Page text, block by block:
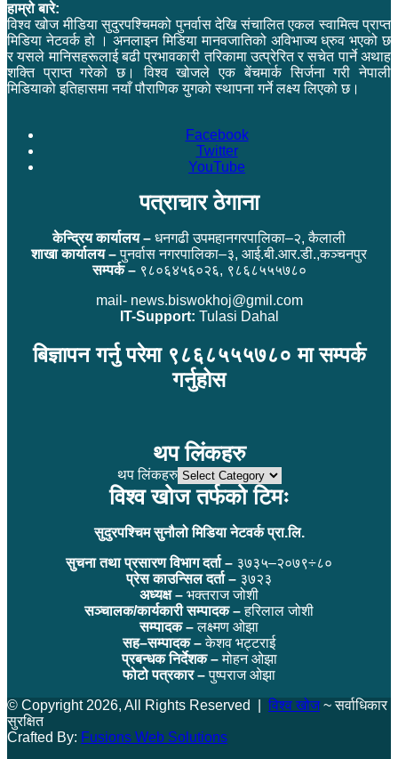
हाम्रो बारे:
विश्व खोज मीडिया सुदुरपश्चिमको पुनर्वास देखि संचालित एकल स्वामित्व प्राप्त
मिडिया नेटवर्क हो । अनलाइन मिडिया मानवजातिको अविभाज्य ध्रुव भएको छ
र यसले मानिसहरूलाई बढी प्रभावकारी तरिकामा उत्प्रेरित र सचेत पार्ने अथाह
शक्ति प्राप्त गरेको छ। विश्व खोजले एक बेंचमार्क सिर्जना गरी नेपाली
मिडियाको इतिहासमा नयाँ पौराणिक युगको स्थापना गर्ने लक्ष्य लिएको छ।
Facebook
Twitter
YouTube
पत्राचार ठेगाना
केन्द्रिय कार्यालय – धनगढी उपमहानगरपालिका–२, कैलाली
शाखा कार्यालय –पुनर्वास नगरपालिका–३, आई.बी.आर.डी.,कञ्चनपुर
सम्पर्क –९८०६४५६०२६, ९८६८५५५७८०
mail- news.biswokhoj@gmil.com
IT-Support: Tulasi Dahal
बिज्ञापन गर्नु परेमा ९८६८५५५७८० मा सम्पर्क
गर्नुहोस
थप लिंकहरु
थप लिंकहरु
विश्व खोज तर्फको टिमः
सुदुरपश्चिम सुनौलो मिडिया नेटवर्क प्रा.लि.
सुचना तथा प्रसारण विभाग दर्ता – ३७३५–२०७९÷८०
प्रेस काउन्सिल दर्ता – ३७२३
अध्यक्ष – भक्तराज जोशी
सञ्चालक/कार्यकारी सम्पादक –हरिलाल जोशी
सम्पादक –लक्ष्मण ओझा
सह–सम्पादक –केशव भट्टराई
प्रबन्धक निर्देशक –मोहन ओझा
फोटो पत्रकार –पुष्पराज ओझा
© Copyright 2026, All Rights Reserved | विश्व खोज~ सर्वाधिकार
सुरक्षित
Crafted By: Fusions Web Solutions